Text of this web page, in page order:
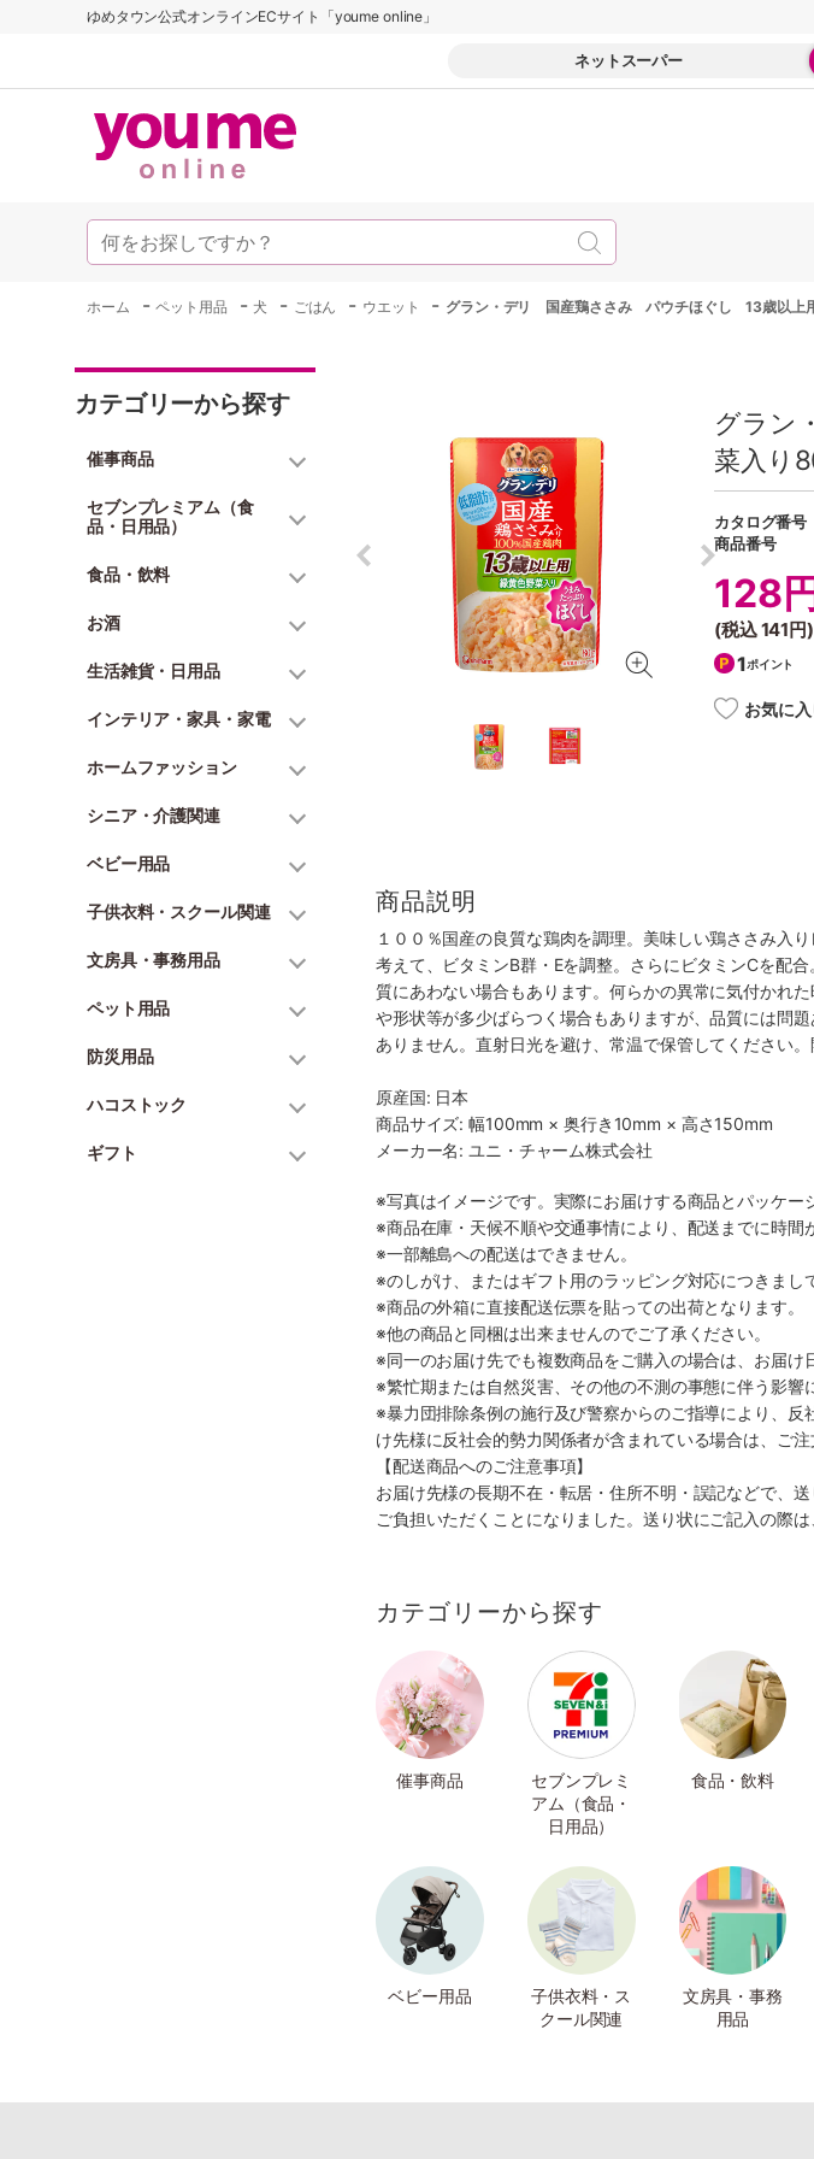
ゆめタウン公式オンラインECサイト「youme online」
ネットスーパー
ホーム -ペット用品 -犬 - ごはん - ウエット - グラン・デリ 国産鶏ささみ パウチほぐし 13歳以上
カテゴリーから探す
催事商品
セブンプレミアム（食
品・日用品）
食品・飲料
お酒
生活雑貨・日用品
インテリア・家具・家電
ホームファッション
シニア・介護関連
ベビー用品
子供衣料・スクール関連
文房具・事務用品
ペット用品
防災用品
ハコストック
ギフト
グラン
菜入り
カタログ番号
商品番号
128円
(税込141円)
1ポイント
お気に
商品説明
１００％国産の良質な鶏肉を調理。美味しい鶏ささみ入
考えて、ビタミンB群・Eを調整。さらにビタミンCを配
質にあわない場合もあります。何らかの異常に気付かれ
や形状等が多少ばらつく場合もありますが、品質には問
ありません。直射日光を避け、常温で保管してください
原産国: 日本
商品サイズ: 幅100mm × 奥行き10mm × 高さ150mm
メーカー名: ユニ・チャーム株式会社
※写真はイメージです。実際にお届けする商品とパッケー
※商品在庫・天候不順や交通事情により、配送までに時間
※一部離島への配送はできません。
※のしがけ、またはギフト用のラッピング対応につきまし
※商品の外箱に直接配送伝票を貼っての出荷となります。
※他の商品と同梱は出来ませんのでご了承ください。
※同一のお届け先でも複数商品をご購入の場合は、お届け
※繁忙期または自然災害、その他の不測の事態に伴う影響
※暴力団排除条例の施行及び警察からのご指導により、
け先様に反社会的勢力関係者が含まれている場合は、ご
【配送商品へのご注意事項】
お届け先様の長期不在・転居・住所不明・誤記などで、
ご負担いただくことになりました。送り状にご記入の際
カテゴリーから探す
催事商品
セブンプレミ
アム（食品・
日用品）
食品・飲料
ベビー用品
子供衣料・ス
クール関連
文房具・事務
用品